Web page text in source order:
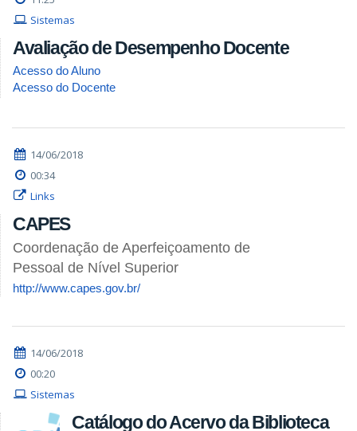
Sistemas
Avaliação de Desempenho Docente
Acesso do Aluno
Acesso do Docente
14/06/2018
00:34
Links
CAPES
Coordenação de Aperfeiçoamento de
Pessoal de Nível Superior
http://www.capes.gov.br/
14/06/2018
00:20
Sistemas
Catálogo do Acervo da Biblioteca